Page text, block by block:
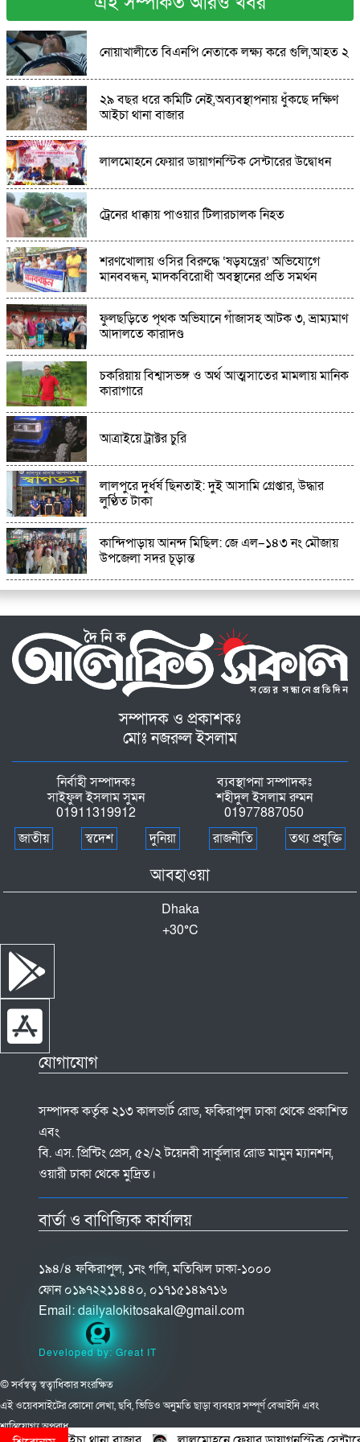
উপজেলা সদর চূড়ান্ত
হালুয়াঘাট-ধোবাউড়ায় বিকেএসপির নতুন শাখার
সম্ভাবনা: সরেজমিনে যুব ও ক্রীড়া সচিবের পরিদর্শন
অষ্টগ্রামে পুলিশের অভিযানে ৪ কেজি গাঁজা সহ ২ জন
মাদক কারবারি আটক
শেরপুরের শ্রীবরদীতে বৃদ্ধের ঝুলন্ত মরদেহ উদ্ধার:
ধুনটে ভ্রাম্যমাণ আদালতের অভিযানে ৩২টি চায়না
বিশ্ব মাতৃদুগ্ধ সপ্তাহ উপলক্ষে বাগাতিপাড়ায় সমাপনী
নোয়াখালীতে বিএনপি নেতাকে লক্ষ্য করে গুলি,আহত ২
২৯ বছর ধরে কমিটি নেই,অব্যবস্থাপনায় ধুঁকছে দক্ষিণ
আইচা থানা বাজার
লালমোহনে ফেয়ার ডায়াগনস্টিক সেন্টারের উদ্বোধন
ট্রেনের ধাক্কায় পাওয়ার টিলারচালক নিহত
শরণখোলায় ওসির বিরুদ্ধে ‘ষড়যন্ত্রের’ অভিযোগে
মানববন্ধন, মাদকবিরোধী অবস্থানের প্রতি সমর্থন
ফুলছড়িতে পৃথক অভিযানে গাঁজাসহ আটক ৩, ভ্রাম্যমাণ
আদালতে কারাদণ্ড
চকরিয়ায় বিশ্বাসভঙ্গ ও অর্থ আত্মসাতের মামলায় মানিক
কারাগারে
আত্রাইয়ে ট্রাক্টর চুরি
লালপুরে দুর্ধর্ষ ছিনতাই: দুই আসামি গ্রেপ্তার, উদ্ধার
লুণ্ঠিত টাকা
কান্দিপাড়ায় আনন্দ মিছিল: জে এল–১৪৩ নং মৌজায়
উপজেলা সদর চূড়ান্ত
সম্পাদক ও প্রকাশকঃ
মোঃ নজরুল ইসলাম
নির্বাহী সম্পাদকঃ
সাইফুল ইসলাম সুমন
01911319912
ব্যবস্থাপনা সম্পাদকঃ
শহীদুল ইসলাম রুমন
01977887050
জাতীয়
স্বদেশ দুনিয়া রাজনীতি তথ্য প্রযুক্তি
আবহাওয়া
Dhaka
+30°C
যোগাযোগ
সম্পাদক কর্তৃক ২১৩ কালভার্ট রোড, ফকিরাপুল ঢাকা থেকে প্রকাশিত
এবং
বি. এস. প্রিন্টিং প্রেস, ৫২/২ টয়েনবী সার্কুলার রোড মামুন ম্যানশন,
ওয়ারী ঢাকা থেকে মুদ্রিত।
বার্তা ও বাণিজ্যিক কার্যালয়
১৯৪/৪ ফকিরাপুল, ১নং গলি, মতিঝিল ঢাকা-১০০০
ফোন ০১৯৭২২১১৪৪০, ০১৭১৫১৪৯৭১৬
Email:dailyalokitosakal@gmail.com
Developed by: Great IT
© সর্বস্বত্ব স্বত্বাধিকার সংরক্ষিত
এই ওয়েবসাইটের কোনো লেখা, ছবি, ভিডিও অনুমতি ছাড়া ব্যবহার সম্পূর্ণ বেআইনি এবং
শাস্তিযোগ্য অপরাধ